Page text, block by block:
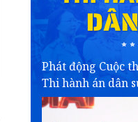
Phát động Cuộc
Thi hành án dân